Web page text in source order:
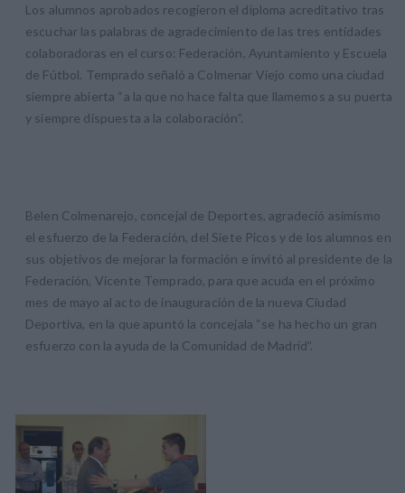
Los alumnos aprobados recogieron el diploma acreditativo tras
escuchar las palabras de agradecimiento de las tres entidades
colaboradoras en el curso: Federación, Ayuntamiento y Escuela
de Fútbol. Temprado señaló a Colmenar Viejo como una ciudad
siempre abierta “a la que no hace falta que llamemos a su puerta
y siempre dispuesta a la colaboración”.
Belen Colmenarejo, concejal de Deportes, agradeció asimismo
el esfuerzo de la Federación, del Siete Picos y de los alumnos en
sus objetivos de mejorar la formación e invitó al presidente de la
Federación, Vicente Temprado, para que acuda en el próximo
mes de mayo al acto de inauguración de la nueva Ciudad
Deportiva, en la que apuntó la concejala “se ha hecho un gran
esfuerzo con la ayuda de la Comunidad de Madrid”.